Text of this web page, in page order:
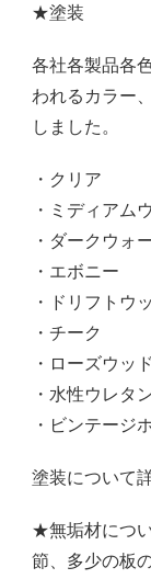
★塗装
各社各製品各
われるカラー
しました。
・クリア
・ミディアム
・ダークウォ
・エボニー
・ドリフトウ
・チーク
・ローズウッド
・水性ウレタ
・ビンテージ
塗装について
★無垢材につ
節、多少の板